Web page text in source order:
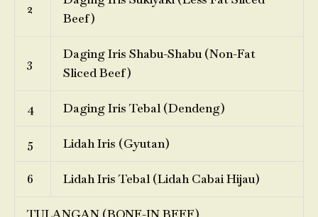
2
Beef)
3
Daging Iris Shabu-Shabu (Non-Fat
Sliced Beef)
4 Daging Iris Tebal (Dendeng)
5 Lidah Iris (Gyutan)
6 Lidah Iris Tebal (Lidah Cabai Hijau)